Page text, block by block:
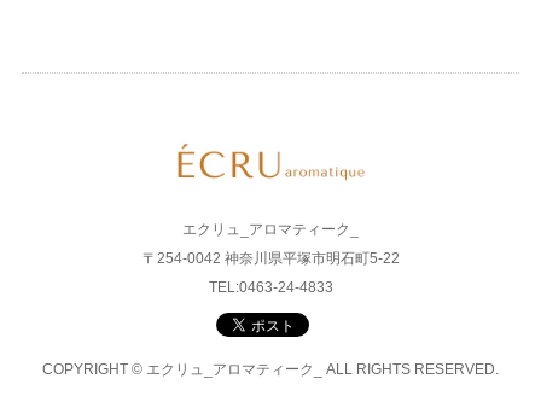
エクリュ_アロマティーク_
〒254-0042 神奈川県平塚市明石町5-22
TEL:0463-24-4833
COPYRIGHT © エクリュ_アロマティーク_ ALL RIGHTS RESERVED.